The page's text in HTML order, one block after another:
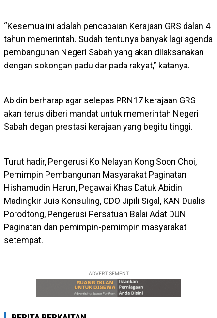
“Kesemua ini adalah pencapaian Kerajaan GRS dalan 4
tahun memerintah. Sudah tentunya banyak lagi agenda
pembangunan Negeri Sabah yang akan dilaksanakan
dengan sokongan padu daripada rakyat,” katanya.
Abidin berharap agar selepas PRN17 kerajaan GRS
akan terus diberi mandat untuk memerintah Negeri
Sabah degan prestasi kerajaan yang begitu tinggi.
Turut hadir, Pengerusi Ko Nelayan Kong Soon Choi,
Pemimpin Pembangunan Masyarakat Paginatan
Hishamudin Harun, Pegawai Khas Datuk Abidin
Madingkir Juis Konsuling, CDO Jipili Sigal, KAN Dualis
Porodtong, Pengerusi Persatuan Balai Adat DUN
Paginatan dan pemimpin-pemimpin masyarakat
setempat.
ADVERTISEMENT